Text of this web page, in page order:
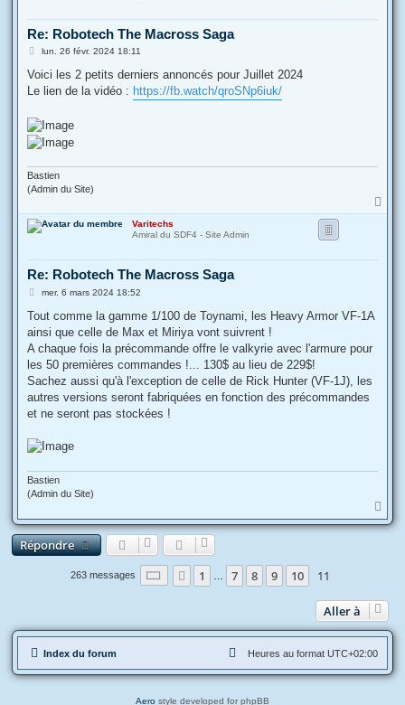
Re: Robotech The Macross Saga
M
s
a
e
lun. 26 févr. 2024 18:11
Voici les 2 petits derniers annoncés pour Juillet 2024
Le lien de la vidéo : https://fb.watch/qroSNp6iuk/
Bastien
(Admin du Site)
a
Varitechs
Amiral du SDF4 - Site Admin
Re: Robotech The Macross Saga
M
s
a
g
mer. 6 mars 2024 18:52
Tout comme la gamme 1/100 de Toynami, les Heavy Armor VF-1A
ainsi que celle de Max et Miriya vont suivrent !
A chaque fois la précommande offre le valkyrie avec l'armure pour
les 50 premières commandes !... 130$ au lieu de 229$!
Sachez aussi qu'à l'exception de celle de Rick Hunter (VF-1J), les
autres versions seront fabriquées en fonction des précommandes
et ne seront pas stockées !
Bastien
(Admin du Site)
a
u
Répondre
263 messages Page 11 sur 11
Précédente
1 7 8 9 10 11
Aller à
Index du forum Heures au format UTC+02:00
Aero style developed for phpBB